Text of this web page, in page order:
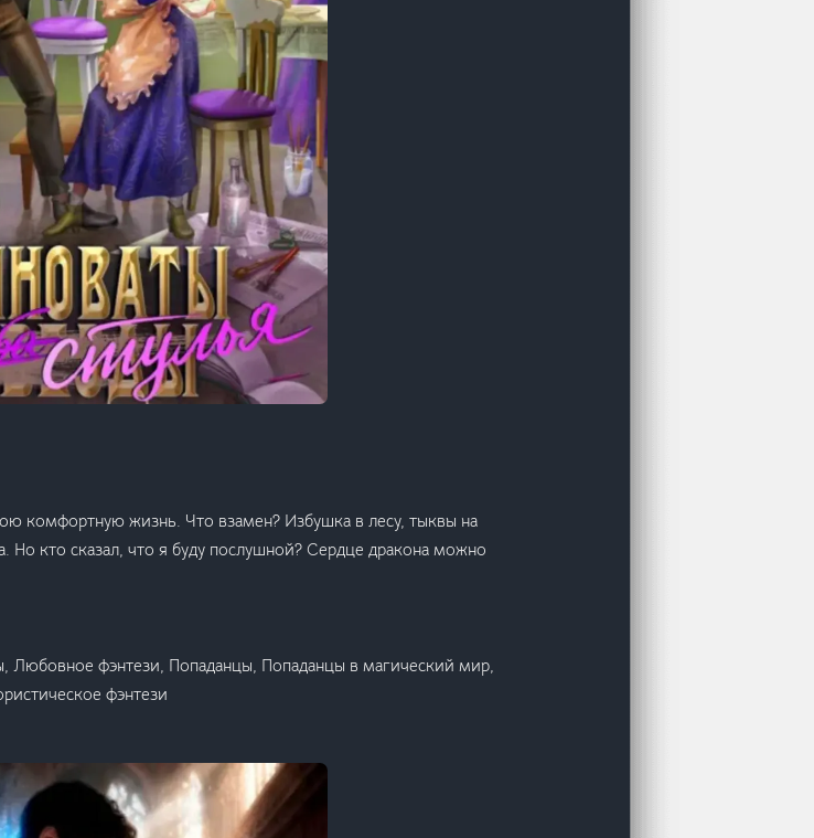
комфортную жизнь. Что взамен? Избушка в лесу, тыквы на
Но кто сказал, что я буду послушной? Сердце дракона можно
Любовное фэнтези, Попаданцы, Попаданцы в магический мир,
фэнтези